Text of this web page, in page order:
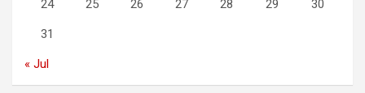
24 25 26 27 28 29 30
31
« Jul